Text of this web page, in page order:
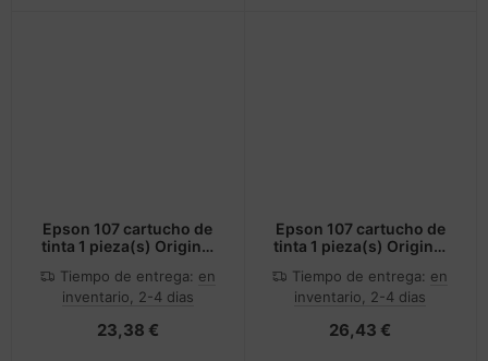
Epson 107 cartucho de
tinta 1 pieza(s) Original
Tiempo de entrega: en
inventario, 2-4 dias
23,38 €
Epson 107 cartucho de
tinta 1 pieza(s) Original
Tiempo de entrega: en
inventario, 2-4 dias
26,43 €